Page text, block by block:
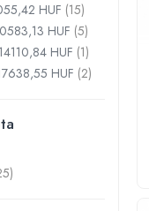
HUF (15)
HUF (5)
HUF (1)
HUF (2)